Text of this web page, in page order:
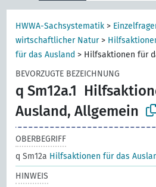
HWWA-Sachsystematik >
wirtschaftlicher Natur>
für das Ausland > Hilfsaktionen für
BEVORZUGTE BEZEICHNUNG
q Sm12a.1
Ausland, Allgemein
OBERBEGRIFF
q Sm12a Hilfsaktionen für das
HINWEIS